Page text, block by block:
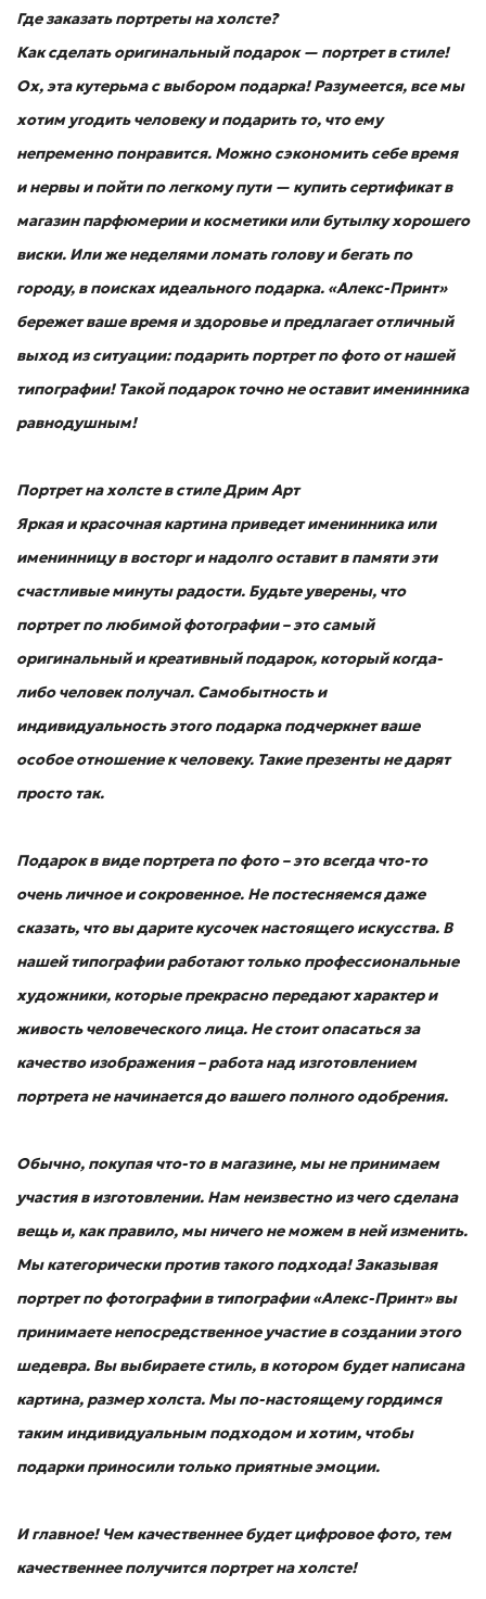
Где заказать портреты на холсте?
Как сделать оригинальный подарок — портрет в стиле!
Ох, эта кутерьма с выбором подарка! Разумеется, все мы
хотим угодить человеку и подарить то, что ему
непременно понравится. Можно сэкономить себе время
и нервы и пойти по легкому пути — купить сертификат в
магазин парфюмерии и косметики или бутылку хорошего
виски. Или же неделями ломать голову и бегать по
городу, в поисках идеального подарка. «Алекс-Принт»
бережет ваше время и здоровье и предлагает отличный
выход из ситуации: подарить портрет по фото от нашей
типографии! Такой подарок точно не оставит именинника
равнодушным!
Портрет на холсте в стиле Дрим Арт
Яркая и красочная картина приведет именинника или
именинницу в восторг и надолго оставит в памяти эти
счастливые минуты радости. Будьте уверены, что
портрет по любимой фотографии – это самый
оригинальный и креативный подарок, который когда-
либо человек получал. Самобытность и
индивидуальность этого подарка подчеркнет ваше
особое отношение к человеку. Такие презенты не дарят
просто так.
Подарок в виде портрета по фото – это всегда что-то
очень личное и сокровенное. Не постесняемся даже
сказать, что вы дарите кусочек настоящего искусства. В
нашей типографии работают только профессиональные
художники, которые прекрасно передают характер и
живость человеческого лица. Не стоит опасаться за
качество изображения – работа над изготовлением
портрета не начинается до вашего полного одобрения.
Обычно, покупая что-то в магазине, мы не принимаем
участия в изготовлении. Нам неизвестно из чего сделана
вещь и, как правило, мы ничего не можем в ней изменить.
Мы категорически против такого подхода! Заказывая
портрет по фотографии в типографии «Алекс-Принт» вы
принимаете непосредственное участие в создании этого
шедевра. Вы выбираете стиль, в котором будет написана
картина, размер холста. Мы по-настоящему гордимся
таким индивидуальным подходом и хотим, чтобы
подарки приносили только приятные эмоции.
И главное! Чем качественнее будет цифровое фото, тем
качественнее получится портрет на холсте!